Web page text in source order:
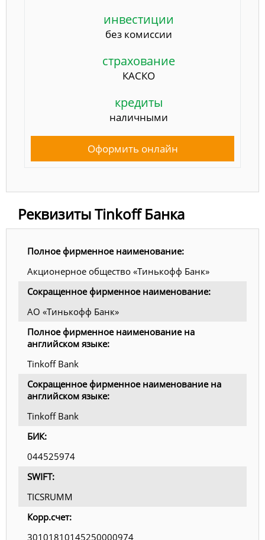
инвестиции
без комиссии
страхование
КАСКО
кредиты
наличными
Оформить онлайн
Реквизиты Tinkoff Банка
Полное фирменное наименование:
Акционерное общество «Тинькофф Банк»
Сокращенное фирменное наименование:
АО «Тинькофф Банк»
Полное фирменное наименование на
английском языке:
Tinkoff Bank
Сокращенное фирменное наименование на
английском языке:
Tinkoff Bank
БИК:
044525974
SWIFT:
TICSRUMM
Корр.счет:
30101810145250000974